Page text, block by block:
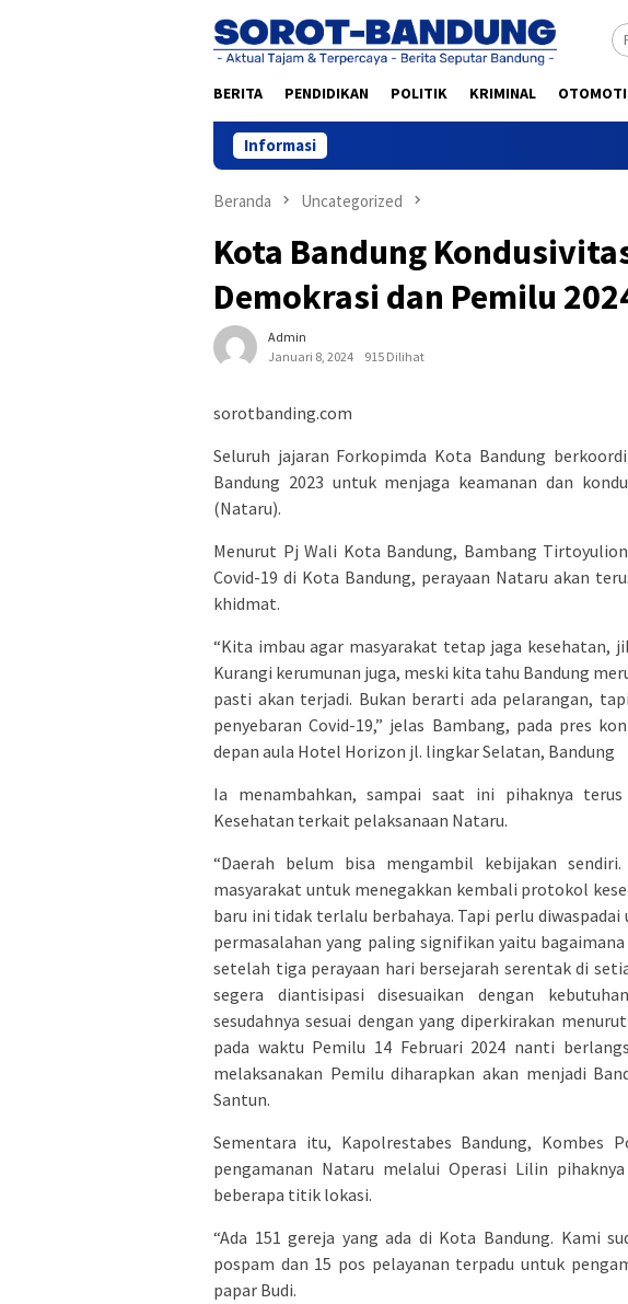
BERITA PENDIDIKAN POLITIK KRIMINAL
Informasi
Beranda Uncategorized
Kota Bandung
Demokrasi dan Pemilu
Admin
Januari 8, 2024
915 Dilihat
sorotbanding.com
Seluruh jajaran Forkopimda Kota Bandung
Bandung 2023 untuk menjaga keamanan dan
(Nataru).
Menurut Pj Wali Kota Bandung, Bambang
Covid-19 di Kota Bandung, perayaan Nataru akan
khidmat.
“Kita imbau agar masyarakat tetap jaga kesehatan,
Kurangi kerumunan juga, meski kita tahu Bandung
pasti akan terjadi. Bukan berarti ada pelarangan,
penyebaran Covid-19,” jelas Bambang, pada pres
depan aula Hotel Horizon jl. lingkar Selatan, Bandung
Ia menambahkan, sampai saat ini pihaknya
Kesehatan terkait pelaksanaan Nataru.
“Daerah belum bisa mengambil kebijakan
masyarakat untuk menegakkan kembali protokol
baru ini tidak terlalu berbahaya. Tapi perlu
permasalahan yang paling signifikan yaitu
setelah tiga perayaan hari bersejarah serentak di
segera diantisipasi disesuaikan dengan
sesudahnya sesuai dengan yang diperkirakan
pada waktu Pemilu 14 Februari 2024 nanti
melaksanakan Pemilu diharapkan akan menjadi
Santun.
Sementara itu, Kapolrestabes Bandung, Kombes
pengamanan Nataru melalui Operasi Lilin
beberapa titik lokasi.
“Ada 151 gereja yang ada di Kota Bandung. Kami
pospam dan 15 pos pelayanan terpadu untuk
papar Budi.